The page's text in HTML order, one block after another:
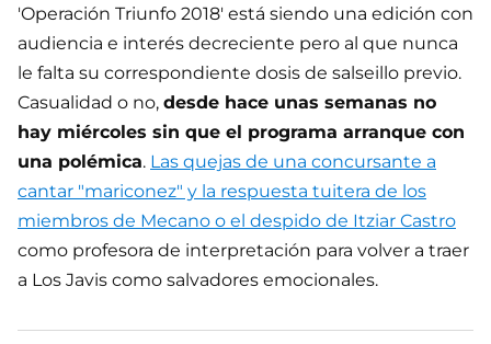
'Operación Triunfo 2018' está siendo una edición con
audiencia e interés decreciente pero al que nunca
le falta su correspondiente dosis de salseillo previo.
Casualidad o no, desde hace unas semanas no
hay miércoles sin que el programa arranque con
una polémica. Las quejas de una concursante a
cantar "mariconez" y la respuesta tuitera de los
miembros de Mecano o el despido de Itziar Castro
como profesora de interpretación para volver a traer
a Los Javis como salvadores emocionales.